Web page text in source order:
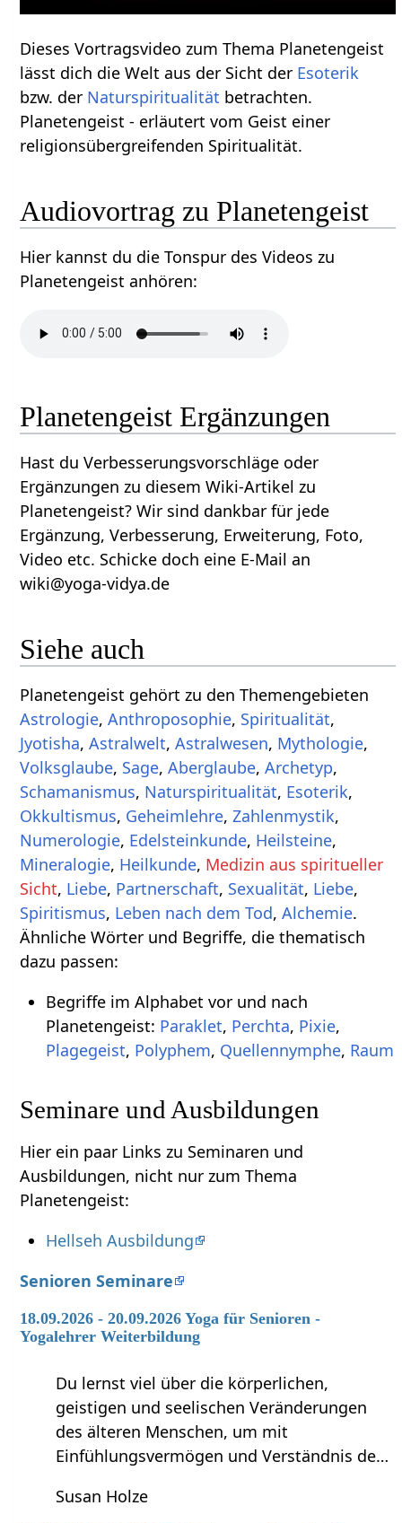
Dieses Vortragsvideo zum Thema Planetengeist
lässt dich die Welt aus der Sicht der Esoterik
bzw. der Naturspiritualität betrachten.
Planetengeist - erläutert vom Geist einer
religionsübergreifenden Spiritualität.
Audiovortrag zu Planetengeist
Hier kannst du die Tonspur des Videos zu
Planetengeist anhören:
Planetengeist Ergänzungen
Hast du Verbesserungsvorschläge oder
Ergänzungen zu diesem Wiki-Artikel zu
Planetengeist? Wir sind dankbar für jede
Ergänzung, Verbesserung, Erweiterung, Foto,
Video etc. Schicke doch eine E-Mail an
wiki@yoga-vidya.de
Siehe auch
Planetengeist gehört zu den Themengebieten
Astrologie,Anthroposophie, Spiritualität,
Jyotisha,Astralwelt,Astralwesen, Mythologie,
Volksglaube, Sage,Aberglaube,Archetyp,
Schamanismus, Naturspiritualität, Esoterik,
Okkultismus, Geheimlehre,Zahlenmystik,
Numerologie, Edelsteinkunde, Heilsteine,
Mineralogie, Heilkunde, Medizin aus spiritueller
Sicht, Liebe, Partnerschaft, Sexualität, Liebe,
Spiritismus, Leben nach dem Tod,Alchemie.
Ähnliche Wörter und Begriffe, die thematisch
dazu passen:
Begriffe im Alphabet vor und nach
Planetengeist: Paraklet, Perchta, Pixie,
Plagegeist, Polyphem, Quellennymphe, Raum
Seminare und Ausbildungen
Hier ein paar Links zu Seminaren und
Ausbildungen, nicht nur zum Thema
Planetengeist:
Hellseh Ausbildung
Senioren Seminare
18.09.2026 - 20.09.2026 Yoga für Senioren -
Yogalehrer Weiterbildung
Du lernst viel über die körperlichen,
geistigen und seelischen Veränderungen
des älteren Menschen, um mit
Einfühlungsvermögen und Verständnis de…
Susan Holze